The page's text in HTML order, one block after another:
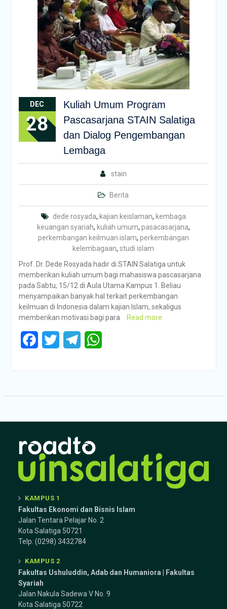
DEC
28
Kuliah Umum Program
Pascasarjana STAIN Salatiga
dan Dialog Pengembangan
Lembaga
stain
Berita
dede rosyada, kajian keislaman, kembaga
keuangan syariah, kuliah umum, pasacasarjana,
perkembangan keilmuan islam, perkembangan
kelembagaan,studi islam
Prof. Dr. Dede Rosyada hadir di STAIN Salatiga untuk
memberikan kuliah umum bagi mahasiswa pascasarjana
pada Sabtu, 15/12 di Aula Utama Kampus 1. Beliau
menyampaikan banyak hal terkait perkembangan
keilmuan di Indonesia dalam kajian Islam, sekaligus
memberikan motivasi bagi para
Read more
Facebook
Twitter Telegram
KAMPUS 1
Fakultas Ekonomi dan Bisnis Islam
Jalan Tentara Pelajar No. 2
Kota Salatiga 50721
Telp. (0298) 3432784
KAMPUS 2
Fakultas Ushuluddin, Adab dan Humaniora | Fakultas
Syariah
Jalan Nakula Sadewa V No. 9
Kota Salatiga 50722